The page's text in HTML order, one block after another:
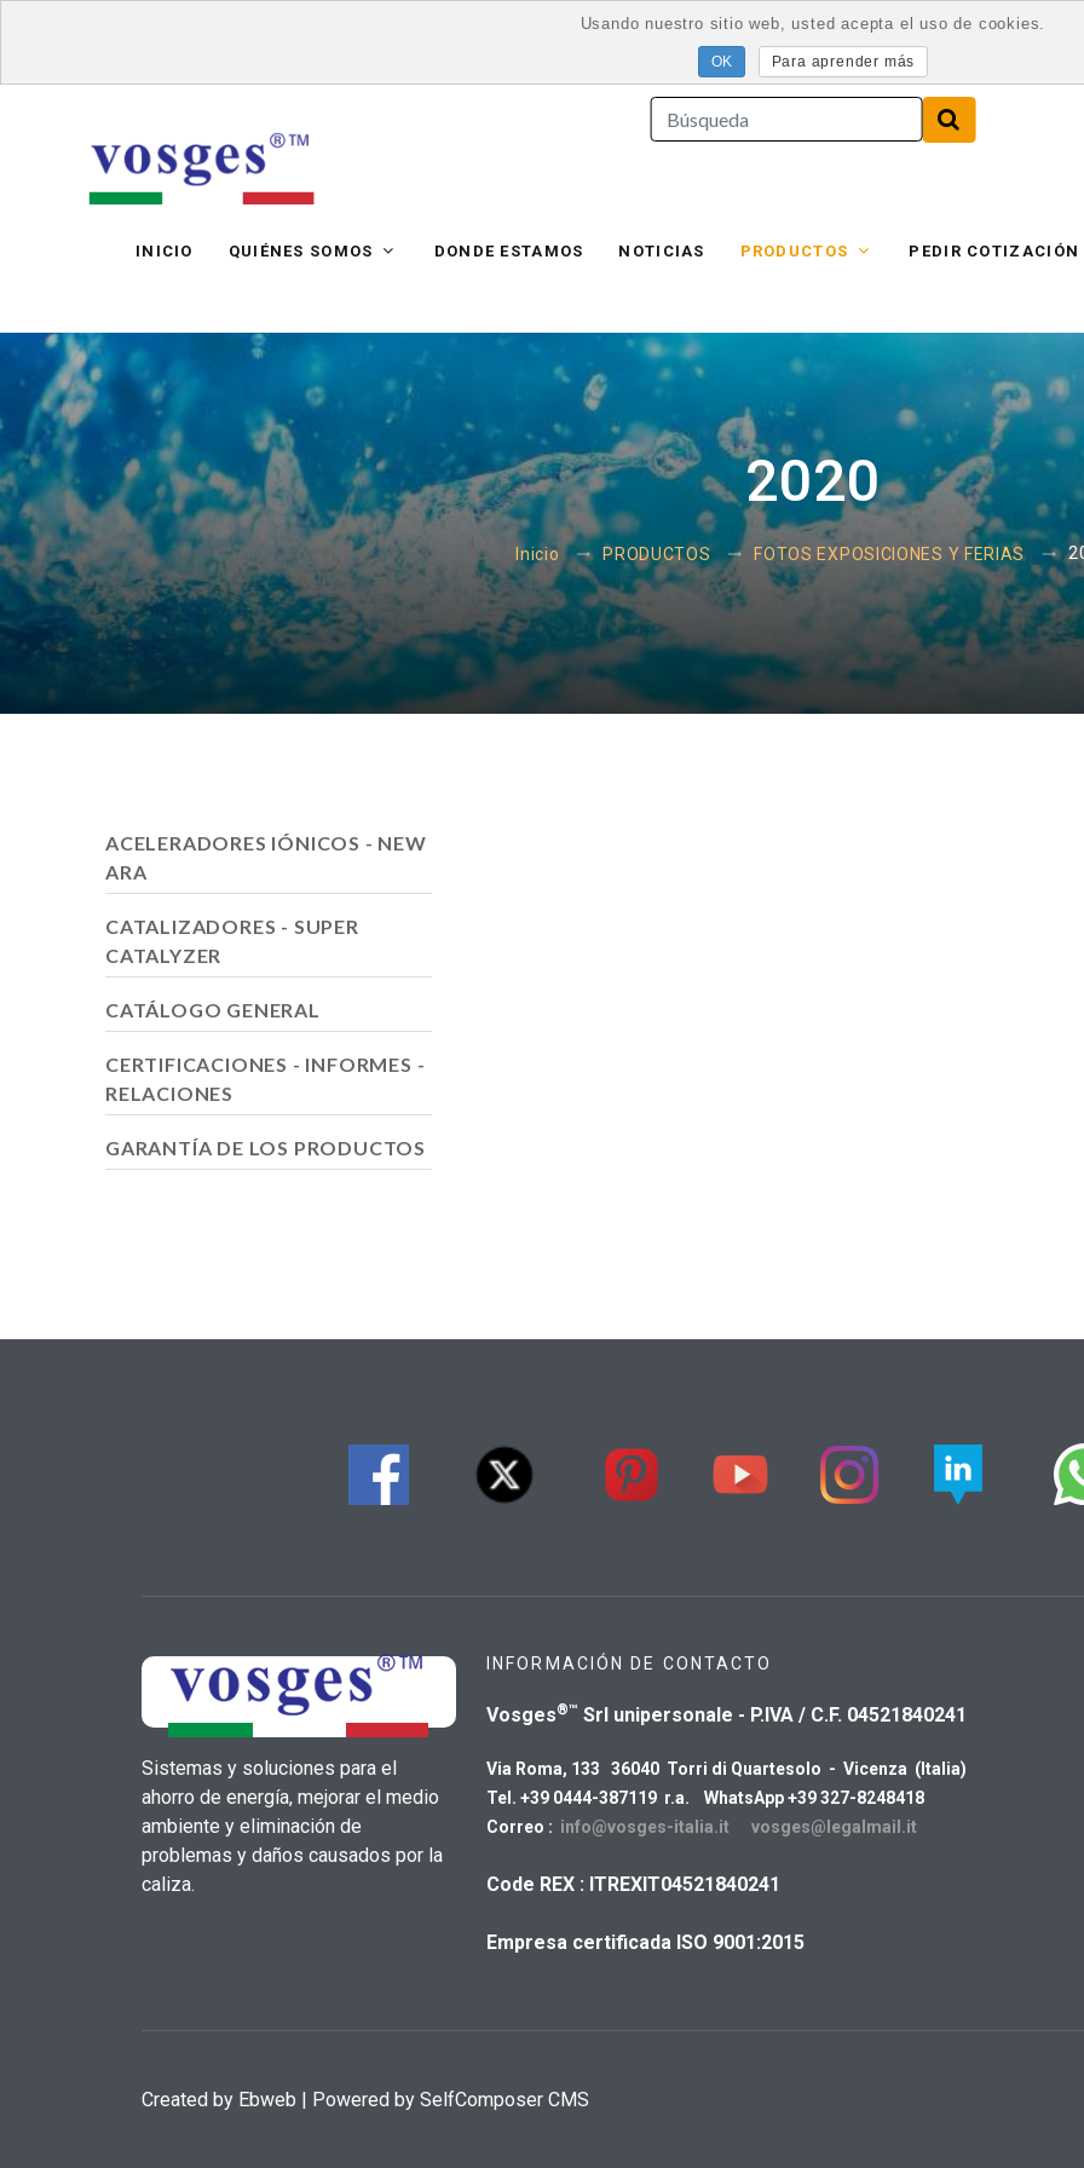
INICIO QUIÉNES SOMOS DONDE ESTAMOS NOTICIAS PRODUCTOS PEDIR COTIZACIÓN
2020
Inicio PRODUCTOS FOTOS EXPOSICIONES Y FERIAS
ACELERADORES IÓNICOS - NEW
ARA
CATALIZADORES - SUPER
CATALYZER
CATÁLOGO GENERAL
CERTIFICACIONES - INFORMES -
RELACIONES
GARANTÍA DE LOS PRODUCTOS
Sistemas y soluciones para el
ahorro de energía, mejorar el medio
ambiente y eliminación de
problemas y daños causados por la
caliza.
INFORMACIÓN DE CONTACTO
Vosges®™ Srl unipersonale - P.IVA / C.F. 04521840241
Via Roma, 133 36040 Torri di Quartesolo - Vicenza (Italia)
Tel. +39 0444-387119 r.a. WhatsApp +39 327-8248418
Correo : info@vosges-italia.it vosges@legalmail.it
Code REX : ITREXIT04521840241
Empresa certificada ISO 9001:2015
Created by Ebweb | Powered by SelfComposer CMS
Usando nuestro sitio web, usted acepta el uso de cookies.
Para aprender más